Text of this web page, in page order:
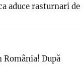
aduce rasturnari de
România! După